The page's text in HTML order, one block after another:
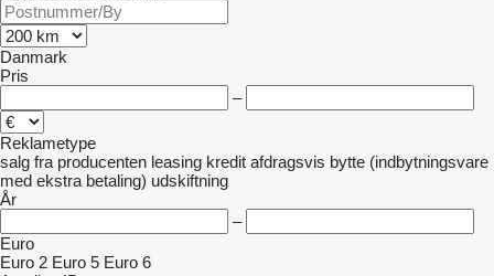
Danmark
Pris
–
Reklametype
salg fra producenten leasing kredit afdragsvis bytte (indbytningsvare
med ekstra betaling) udskiftning
År
–
Euro
Euro 2 Euro 5 Euro 6